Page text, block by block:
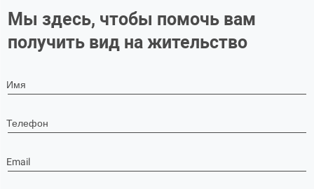
Мы здесь, чтобы помочь вам
получить вид на жительство
Имя
Телефон
Email